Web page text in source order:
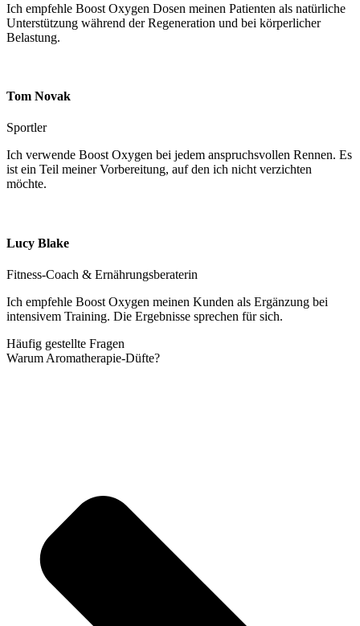
Ich empfehle Boost Oxygen Dosen meinen Patienten als natürliche
Unterstützung während der Regeneration und bei körperlicher
Belastung.
Tom Novak
Sportler
Ich verwende Boost Oxygen bei jedem anspruchsvollen Rennen. Es
ist ein Teil meiner Vorbereitung, auf den ich nicht verzichten
möchte.
Lucy Blake
Fitness-Coach & Ernährungsberaterin
Ich empfehle Boost Oxygen meinen Kunden als Ergänzung bei
intensivem Training. Die Ergebnisse sprechen für sich.
Häufig gestellte Fragen
Warum Aromatherapie-Düfte?